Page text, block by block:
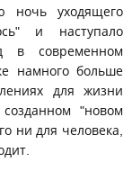
ночь уходящего
и наступало
в современном
намного больше
для жизни
"новом
ни для человека,